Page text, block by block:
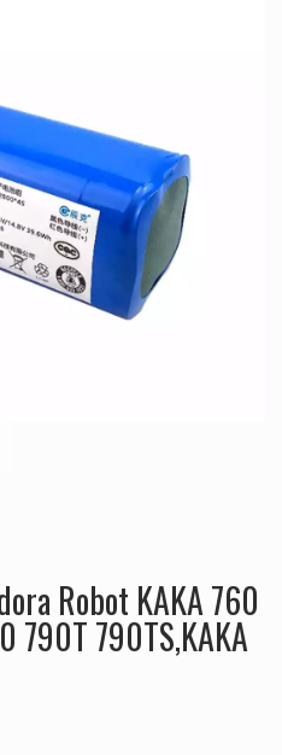
Robot KAKA 760
790T 790TS,KAKA